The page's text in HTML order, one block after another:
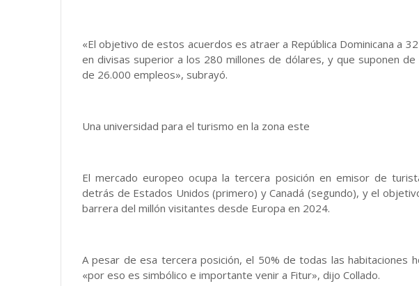
«El objetivo de estos acuerdos es atraer a República Dominicana a
en divisas superior a los 280 millones de dólares, y que suponen
de 26.000 empleos», subrayó.
Una universidad para el turismo en la zona este
El mercado europeo ocupa la tercera posición en emisor de
detrás de Estados Unidos (primero) y Canadá (segundo), y el
barrera del millón visitantes desde Europa en 2024.
A pesar de esa tercera posición, el 50% de todas las habitaciones
«por eso es simbólico e importante venir a Fitur», dijo Collado.